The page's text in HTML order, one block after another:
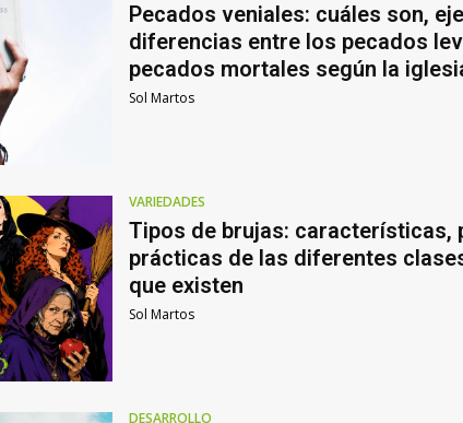
Pecados veniales: cuáles son,
diferencias entre los pecados
pecados mortales según la
Sol Martos
VARIEDADES
Tipos de brujas: características,
prácticas de las diferentes
que existen
Sol Martos
DESARROLLO